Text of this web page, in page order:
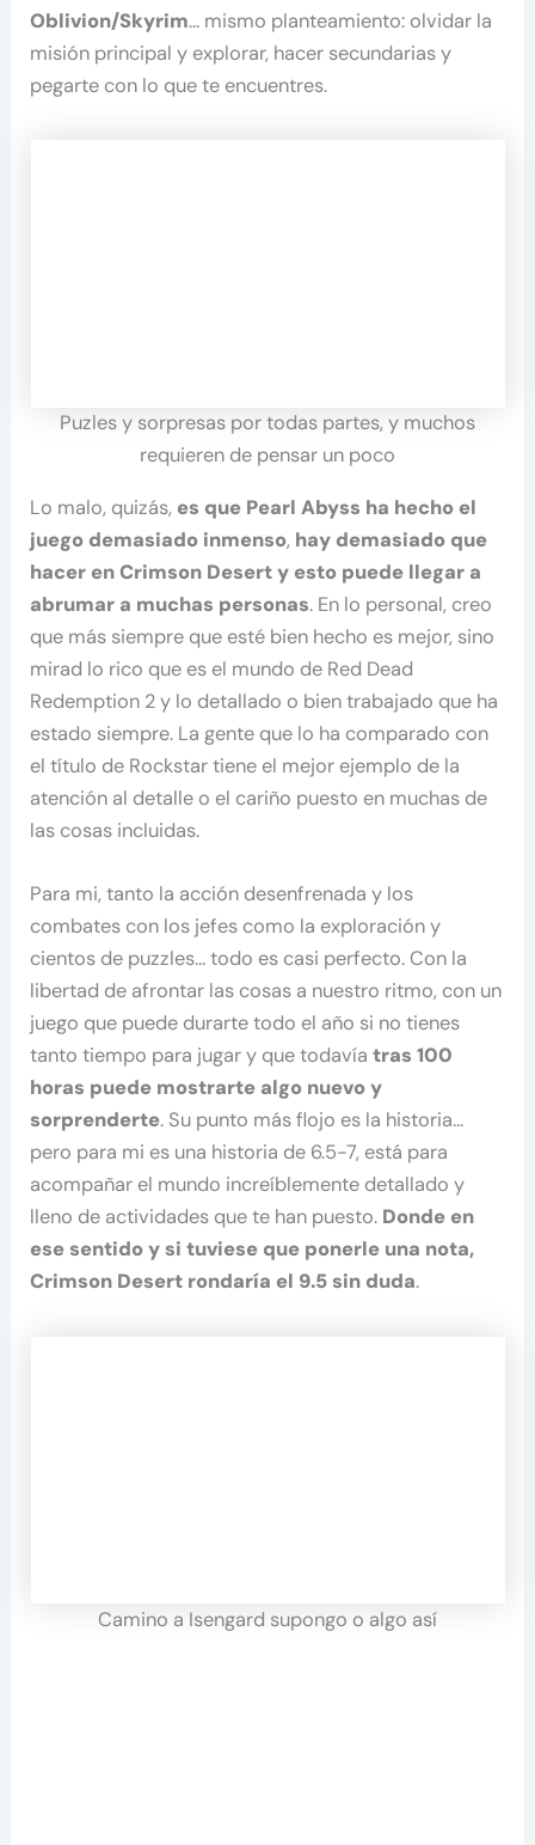
Oblivion/Skyrim… mismo planteamiento: olvidar la
misión principal y explorar, hacer secundarias y
pegarte con lo que te encuentres.
Puzles y sorpresas por todas partes, y muchos
requieren de pensar un poco
Lo malo, quizás, es que Pearl Abyss ha hecho el
juego demasiado inmenso, hay demasiado que
hacer en Crimson Desert y esto puede llegar a
abrumar a muchas personas. En lo personal, creo
que más siempre que esté bien hecho es mejor, sino
mirad lo rico que es el mundo de Red Dead
Redemption 2 y lo detallado o bien trabajado que ha
estado siempre. La gente que lo ha comparado con
el título de Rockstar tiene el mejor ejemplo de la
atención al detalle o el cariño puesto en muchas de
las cosas incluidas.
Para mi, tanto la acción desenfrenada y los
combates con los jefes como la exploración y
cientos de puzzles… todo es casi perfecto. Con la
libertad de afrontar las cosas a nuestro ritmo, con un
juego que puede durarte todo el año si no tienes
tanto tiempo para jugar y que todavíatras 100
horas puede mostrarte algo nuevo y
sorprenderte. Su punto más flojo es la historia…
pero para mi es una historia de 6.5-7, está para
acompañar el mundo increíblemente detallado y
lleno de actividades que te han puesto. Donde en
ese sentido y si tuviese que ponerle una nota,
Crimson Desert rondaría el 9.5 sin duda.
Camino a Isengard supongo o algo así